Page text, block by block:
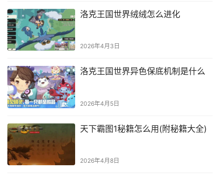
洛克王国世界绒绒怎么进化
2026年4月3日
洛克王国世界异色保底机制是什么
2026年4月5日
天下霸图1秘籍怎么用(附秘籍大全)
2026年4月8日